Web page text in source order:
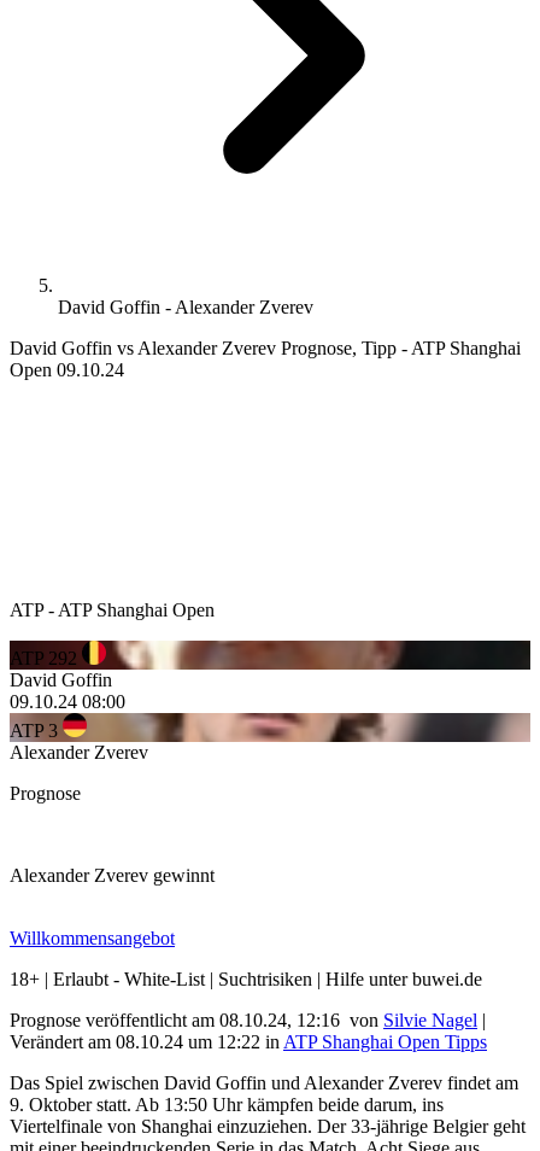
David Goffin - Alexander Zverev
David Goffin vs Alexander Zverev Prognose, Tipp - ATP Shanghai
Open 09.10.24
ATP - ATP Shanghai Open
ATP 292
David Goffin
09.10.24 08:00
ATP 3
Alexander Zverev
Prognose
Alexander Zverev gewinnt
Willkommensangebot
18+ | Erlaubt - White-List | Suchtrisiken | Hilfe unter buwei.de
Prognose veröffentlicht am 08.10.24, 12:16 von Silvie Nagel |
Verändert am 08.10.24 um 12:22 in ATP Shanghai Open Tipps
Das Spiel zwischen David Goffin und Alexander Zverev findet am
9. Oktober statt. Ab 13:50 Uhr kämpfen beide darum, ins
Viertelfinale von Shanghai einzuziehen. Der 33-jährige Belgier geht